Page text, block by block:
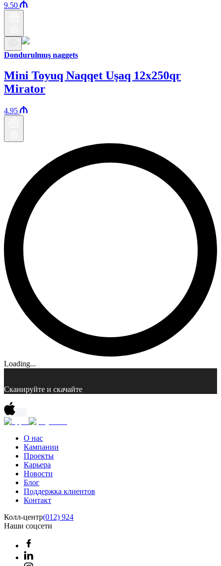
9.50
Dondurulmuş naggets
Mini Toyuq Naqqet Uşaq 12x250qr
Mirator
4.95
Loading...
Сканируйте и скачайте
О нас
Кампании
Проекты
Карьера
Новости
Блог
Поддержка клиентов
Контакт
Колл-центр(012) 924
Наши соцсети